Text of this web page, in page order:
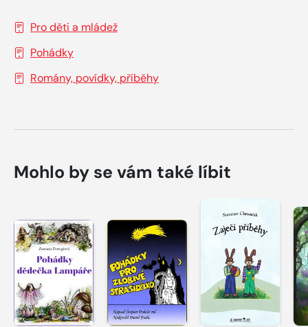
Pro děti a mládež
Pohádky
Romány, povídky, příběhy
Mohlo by se vám také líbit